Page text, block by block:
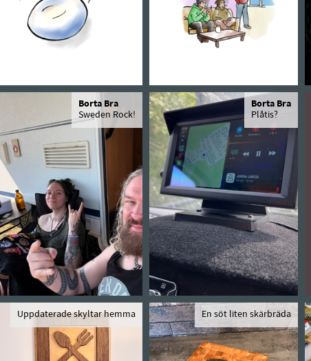
Borta Bra
Sweden Rock!
Borta Bra
Plåtis?
Uppdaterade skyltar hemma En söt liten skärbräda